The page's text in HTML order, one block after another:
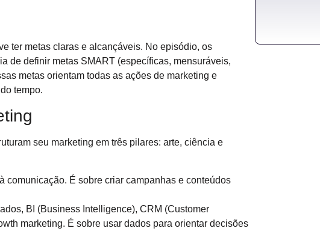
ter metas claras e alcançáveis. No episódio, os
de definir metas SMART (específicas, mensuráveis,
metas orientam todas as ações de marketing e
tempo.
seu marketing em três pilares: arte, ciência e
comunicação. É sobre criar campanhas e conteúdos
BI (Business Intelligence), CRM (Customer
marketing. É sobre usar dados para orientar decisões